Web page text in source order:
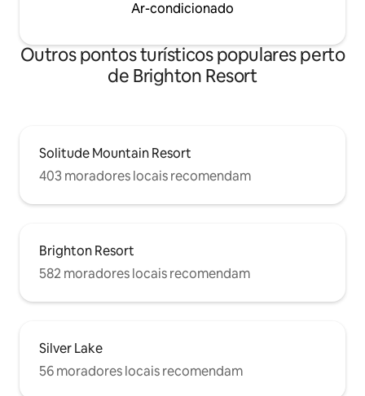
Ar-condicionado
Outros pontos turísticos populares perto
de Brighton Resort
Solitude Mountain Resort
403 moradores locais recomendam
Brighton Resort
582 moradores locais recomendam
Silver Lake
56 moradores locais recomendam